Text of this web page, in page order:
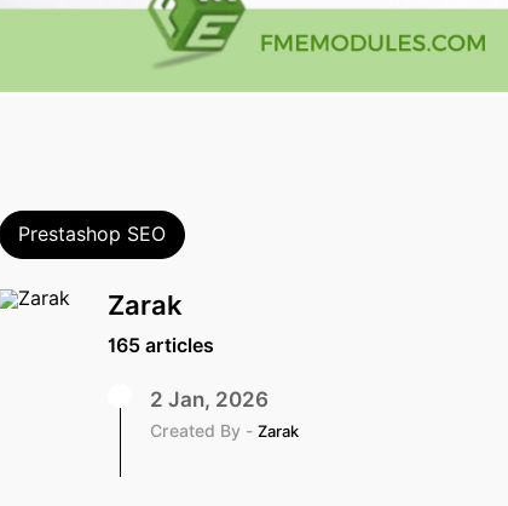
Prestashop SEO
Zarak
165 articles
2 Jan, 2026
Created By - Zarak